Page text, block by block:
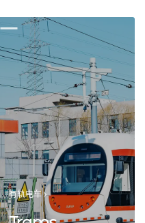
有轨电车